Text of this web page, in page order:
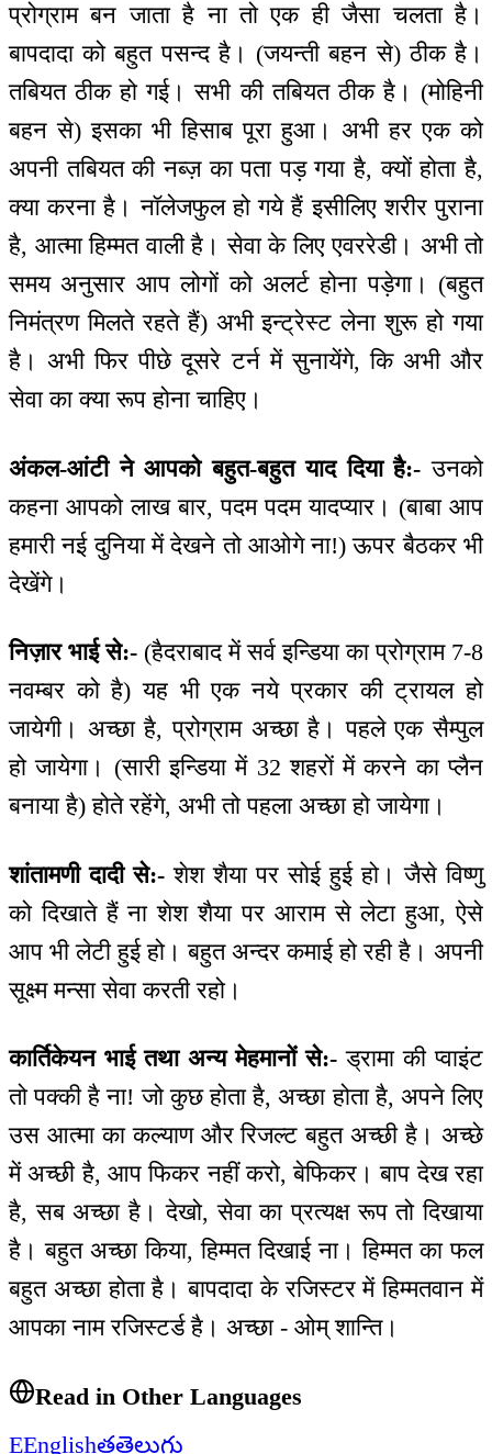
प्रोग्राम बन जाता है ना तो एक ही जैसा चलता है।
बापदादा को बहुत पसन्द है। (जयन्ती बहन से) ठीक है।
तबियत ठीक हो गई। सभी की तबियत ठीक है। (मोहिनी
बहन से) इसका भी हिसाब पूरा हुआ। अभी हर एक को
अपनी तबियत की नब्ज़ का पता पड़ गया है, क्यों होता है,
क्या करना है। नॉलेजफुल हो गये हैं इसीलिए शरीर पुराना
है, आत्मा हिम्मत वाली है। सेवा के लिए एवररेडी। अभी तो
समय अनुसार आप लोगों को अलर्ट होना पड़ेगा। (बहुत
निमंत्रण मिलते रहते हैं) अभी इन्ट्रेस्ट लेना शुरू हो गया
है। अभी फिर पीछे दूसरे टर्न में सुनायेंगे, कि अभी और
सेवा का क्या रूप होना चाहिए।
अंकल-आंटी ने आपको बहुत-बहुत याद दिया है:- उनको
कहना आपको लाख बार, पदम पदम यादप्यार। (बाबा आप
हमारी नई दुनिया में देखने तो आओगे ना!) ऊपर बैठकर भी
देखेंगे।
निज़ार भाई से:- (हैदराबाद में सर्व इन्डिया का प्रोग्राम 7-8
नवम्बर को है) यह भी एक नये प्रकार की ट्रायल हो
जायेगी। अच्छा है, प्रोग्राम अच्छा है। पहले एक सैम्पुल
हो जायेगा। (सारी इन्डिया में 32 शहरों में करने का प्लैन
बनाया है) होते रहेंगे, अभी तो पहला अच्छा हो जायेगा।
शांतामणी दादी से:- शेश शैया पर सोई हुई हो। जैसे विष्णु
को दिखाते हैं ना शेश शैया पर आराम से लेटा हुआ, ऐसे
आप भी लेटी हुई हो। बहुत अन्दर कमाई हो रही है। अपनी
सूक्ष्म मन्सा सेवा करती रहो।
कार्तिकेयन भाई तथा अन्य मेहमानों से:- ड्रामा की प्वाइंट
तो पक्की है ना! जो कुछ होता है, अच्छा होता है, अपने लिए
उस आत्मा का कल्याण और रिजल्ट बहुत अच्छी है। अच्छे
में अच्छी है, आप फिकर नहीं करो, बेफिकर। बाप देख रहा
है, सब अच्छा है। देखो, सेवा का प्रत्यक्ष रूप तो दिखाया
है। बहुत अच्छा किया, हिम्मत दिखाई ना। हिम्मत का फल
बहुत अच्छा होता है। बापदादा के रजिस्टर में हिम्मतवान में
आपका नाम रजिस्टर्ड है। अच्छा - ओम् शान्ति।
Read in Other Languages
EEnglishతతెలుగు